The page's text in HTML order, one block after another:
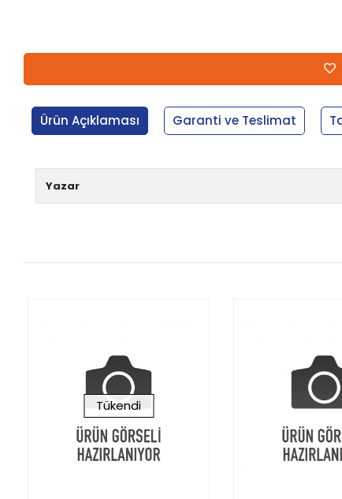
Ürün Açıklaması Garanti ve Teslimat
Yazar
Tükendi